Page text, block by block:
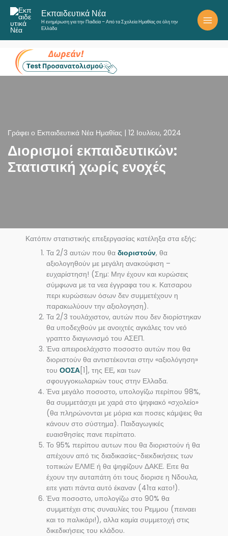
Μετάβαση
στο
περιεχόμενο
Εκπαιδευτικά Νέα
Η ενημέρωση για την Παιδεία – Από τα Σχολεία Ημαθίας σε όλη την
Ελλάδα
Γράφει ο Εκπαιδευτικά Νέα Ημαθίας 12 Ιουλίου, 2024
Διορισμοί εκπαιδευτικών:
Στατιστική χωρίς ενοχές
Κατόπιν στατιστικής επεξεργασίας κατέληξα στα εξής:
Τα 2/3 αυτών που θαδιοριστούν, θα
αξιολογηθούν με μεγάλη ανακούφιση –
ευχαρίστηση! (Σημ: Μην έχουν και κυρώσεις
σύμφωνα με τα νεα έγγραφα του κ. Κατσαρου
περι κυρώσεων όσων δεν συμμετέχουν η
παρακωλύουν την αξιολογηση).
Τα 2/3 τουλάχιστον, αυτών που δεν διορίστηκαν
θα υποδεχθούν με ανοιχτές αγκάλες τον νεό
γραπτο διαγωνισμό του ΑΣΕΠ.
Ένα απειροελάχιστο ποσοστο αυτών που θα
διοριστούν θα αντιστέκονται στην «αξιολόγηση»
τουΟΟΣΑ [1], της ΕΕ, και των
σφουγγοκωλαριών τους στην Ελλαδα.
Ένα μεγάλο ποσοστο, υπολογίζω περίπου 98%,
θα συμμετάσχει με χαρά στο ψηφιακό «σχολείο»
(θα πληρώνονται με μόρια και ποσες κάμψεις θα
κάνουν στο σύστημα). Παιδαγωγικές
ευαισθησίες πανε περίπατο.
Το 95% περίπου αυτων που θα διοριστούν ή θα
απέχουν από τις διαδικασίες-διεκδικήσεις των
τοπικών ΕΛΜΕ ή θα ψηφίζουν ΔΑΚΕ. Ειτε θα
έχουν την αυταπάτη ότι τους διορισε η Νδουλα,
ειτε γιατι πάντα αυτό έκαναν (41τα κατο!).
Ένα ποσοστο, υπολογίζω στο 90% θα
συμμετέχει στις συναυλίες του Ρεμμου (πειναει
και το παλικάρι!), αλλα καμία συμμετοχή στις
δικεδικήσεις του κλάδου.